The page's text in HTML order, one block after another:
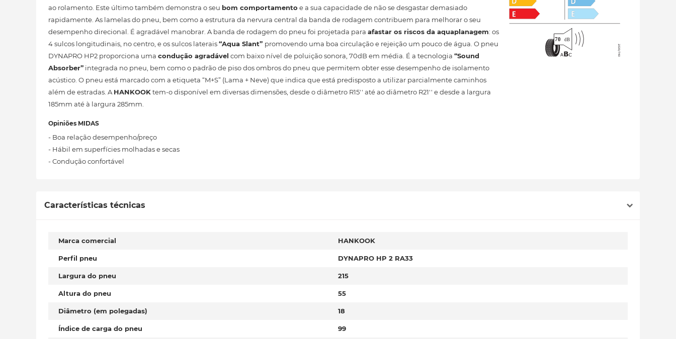
ao rolamento. Este último também demonstra o seu bom comportamento e a sua capacidade de não se desgastar demasiado
rapidamente. As lamelas do pneu, bem como a estrutura da nervura central da banda de rodagem contribuem para melhorar o seu
desempenho direcional. É agradável manobrar. A banda de rodagem do pneu foi projetada para afastar os riscos da aquaplanagem: os
4 sulcos longitudinais, no centro, e os sulcos laterais“Aqua Slant” promovendo uma boa circulação e rejeição um pouco de água. O pneu
DYNAPRO HP2 proporciona uma condução agradável com baixo nível de poluição sonora, 70dB em média. É a tecnologia “Sound
Absorber” integrada no pneu, bem como o padrão de piso dos ombros do pneu que permitem obter esse desempenho de isolamento
acústico. O pneu está marcado com a etiqueta “M+S” (Lama + Neve) que indica que está predisposto a utilizar parcialmente caminhos
além de estradas. A HANKOOKtem-o disponível em diversas dimensões, desde o diâmetro R15'' até ao diâmetro R21'' e desde a largura
185mm até à largura 285mm.
Opiniões MIDAS
- Boa relação desempenho/preço
- Hábil em superfícies molhadas e secas
- Condução confortável
Características técnicas
Marca comercial HANKOOK
Perfil pneu DYNAPRO HP 2 RA33
Largura do pneu 215
Altura do pneu 55
Diâmetro (em polegadas) 18
Índice de carga do pneu 99